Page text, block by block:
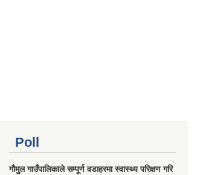
Poll
गौमुल गाउँपालिकाले सम्पूर्ण वडाहरमा स्वास्थ्य परिक्षण गरि